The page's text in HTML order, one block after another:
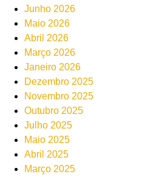
Junho 2026
Maio 2026
Abril 2026
Março 2026
Janeiro 2026
Dezembro 2025
Novembro 2025
Outubro 2025
Julho 2025
Maio 2025
Abril 2025
Março 2025